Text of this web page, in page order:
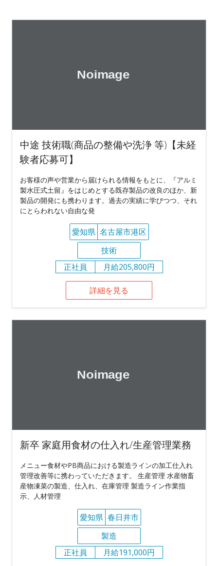
中途 技術職(商品の整備や洗浄 等)【未経
験者応募可】
お客様の声や営業から届けられる情報をもとに、『アルミ
製水圧式土留』をはじめとする既存製品の改良のほか、新
製品の開発にも携わります。過去の実績に学びつつ、それ
にとらわれない自由な発
愛知県 名古屋市港区
技術
正社員
月給205,800円
詳細を見る
新卒 家庭用食材の仕入れ/生産管理業務
メニュー食材やPB商品における製造ラインの加工仕入れ
管理改善等に携わっていただきます。 生産管理 水産物畜
産物凍菜の製造、仕入れ、在庫管理 製造ライン作業指
示、人材管理
愛知県 春日井市
製造
正社員
月給191,000円